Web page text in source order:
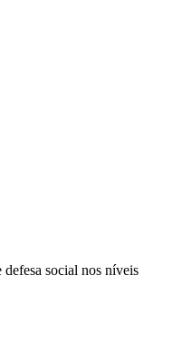
defesa social nos níveis